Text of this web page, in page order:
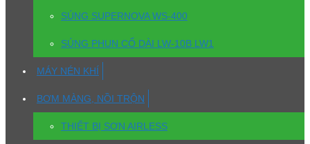
SÚNG SUPERNOVA WS-400
SÚNG PHUN CỔ DÀI LW-10B LW1
MÁY NÉN KHÍ
BƠM MÀNG, NỒI TRỘN
THIẾT BỊ SƠN AIRLESS